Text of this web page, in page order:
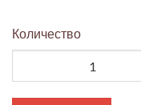
Количество